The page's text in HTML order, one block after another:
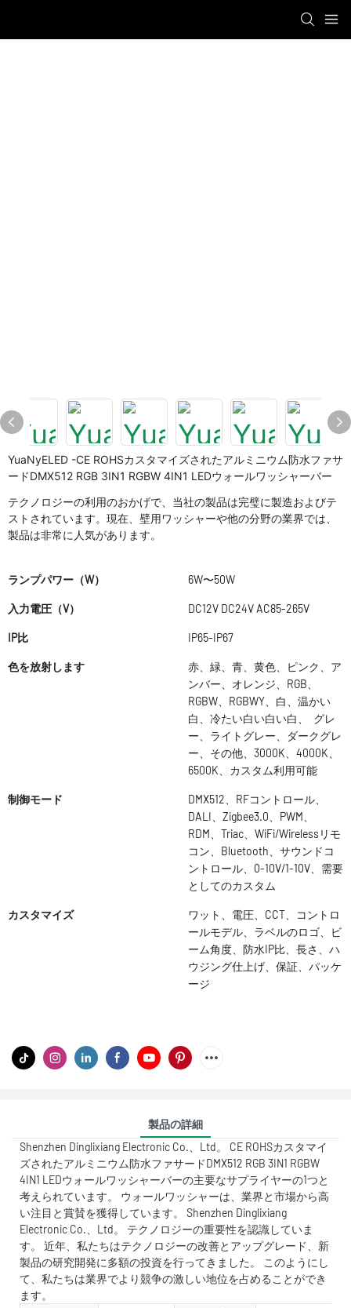
YuaNyELED -CE ROHSカスタマイズされたアルミニウム防水ファサ
ードDMX512 RGB 3IN1 RGBW 4IN1 LEDウォールワッシャーバー
テクノロジーの利用のおかげで、当社の製品は完璧に製造およびテ
ストされています。現在、壁用ワッシャーや他の分野の業界では、
製品は非常に人気があります。
ランプパワー（W） 6W〜50W
入力電圧（V） DC12V DC24V AC85-265V
IP比 IP65-IP67
色を放射します
赤、緑、青、黄色、ピンク、ア
ンバー、オレンジ、RGB、
RGBW、RGBWY、白、温かい
白、冷たい白い白い白、 グレ
ー、ライトグレー、ダークグレ
ー、その他、3000K、4000K、
6500K、カスタム利用可能
制御モード
DMX512、RFコントロール、
DALI、Zigbee3.0、PWM、
RDM、Triac、WiFi/Wirelessリモ
コン、Bluetooth、サウンドコ
ントロール、0-10V/1-10V、需要
としてのカスタム
カスタマイズ
ワット、電圧、CCT、コントロ
ールモデル、ラベルのロゴ、ビ
ーム角度、防水IP比、長さ、ハ
ウジング仕上げ、保証、パッケ
ージ
製品の詳細
Shenzhen Dinglixiang Electronic Co.、Ltd。 CE ROHSカスタマイ
ズされたアルミニウム防水ファサードDMX512 RGB 3IN1 RGBW
4IN1 LEDウォールワッシャーバーの主要なサプライヤーの1つと
考えられています。 ウォールワッシャーは、業界と市場から高
い注目と賞賛を獲得しています。 Shenzhen Dinglixiang
Electronic Co.、Ltd。 テクノロジーの重要性を認識していま
す。 近年、私たちはテクノロジーの改善とアップグレード、新
製品の研究開発に多額の投資を行ってきました。 このようにし
て、私たちは業界でより競争の激しい地位を占めることができ
ます。